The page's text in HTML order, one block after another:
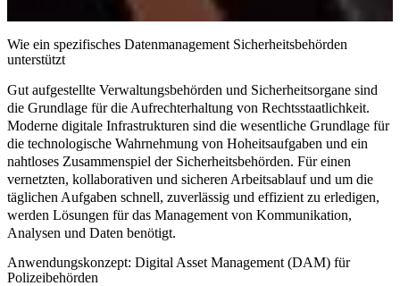
Wie ein spezifisches Datenmanagement Sicherheitsbehörden
unterstützt
Gut aufgestellte Verwaltungsbehörden und Sicherheitsorgane sind
die Grundlage für die Aufrechterhaltung von Rechtsstaatlichkeit.
Moderne digitale Infrastrukturen sind die wesentliche Grundlage für
die technologische Wahrnehmung von Hoheitsaufgaben und ein
nahtloses Zusammenspiel der Sicherheitsbehörden. Für einen
vernetzten, kollaborativen und sicheren Arbeitsablauf und um die
täglichen Aufgaben schnell, zuverlässig und effizient zu erledigen,
werden Lösungen für das Management von Kommunikation,
Analysen und Daten benötigt.
Anwendungskonzept: Digital Asset Management (DAM) für
Polizeibehörden